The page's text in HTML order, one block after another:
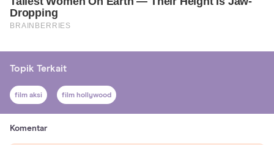
Topik Terkait
film aksi film hollywood
Komentar